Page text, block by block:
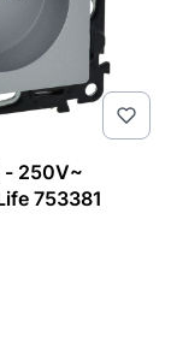
- 250V~
753381